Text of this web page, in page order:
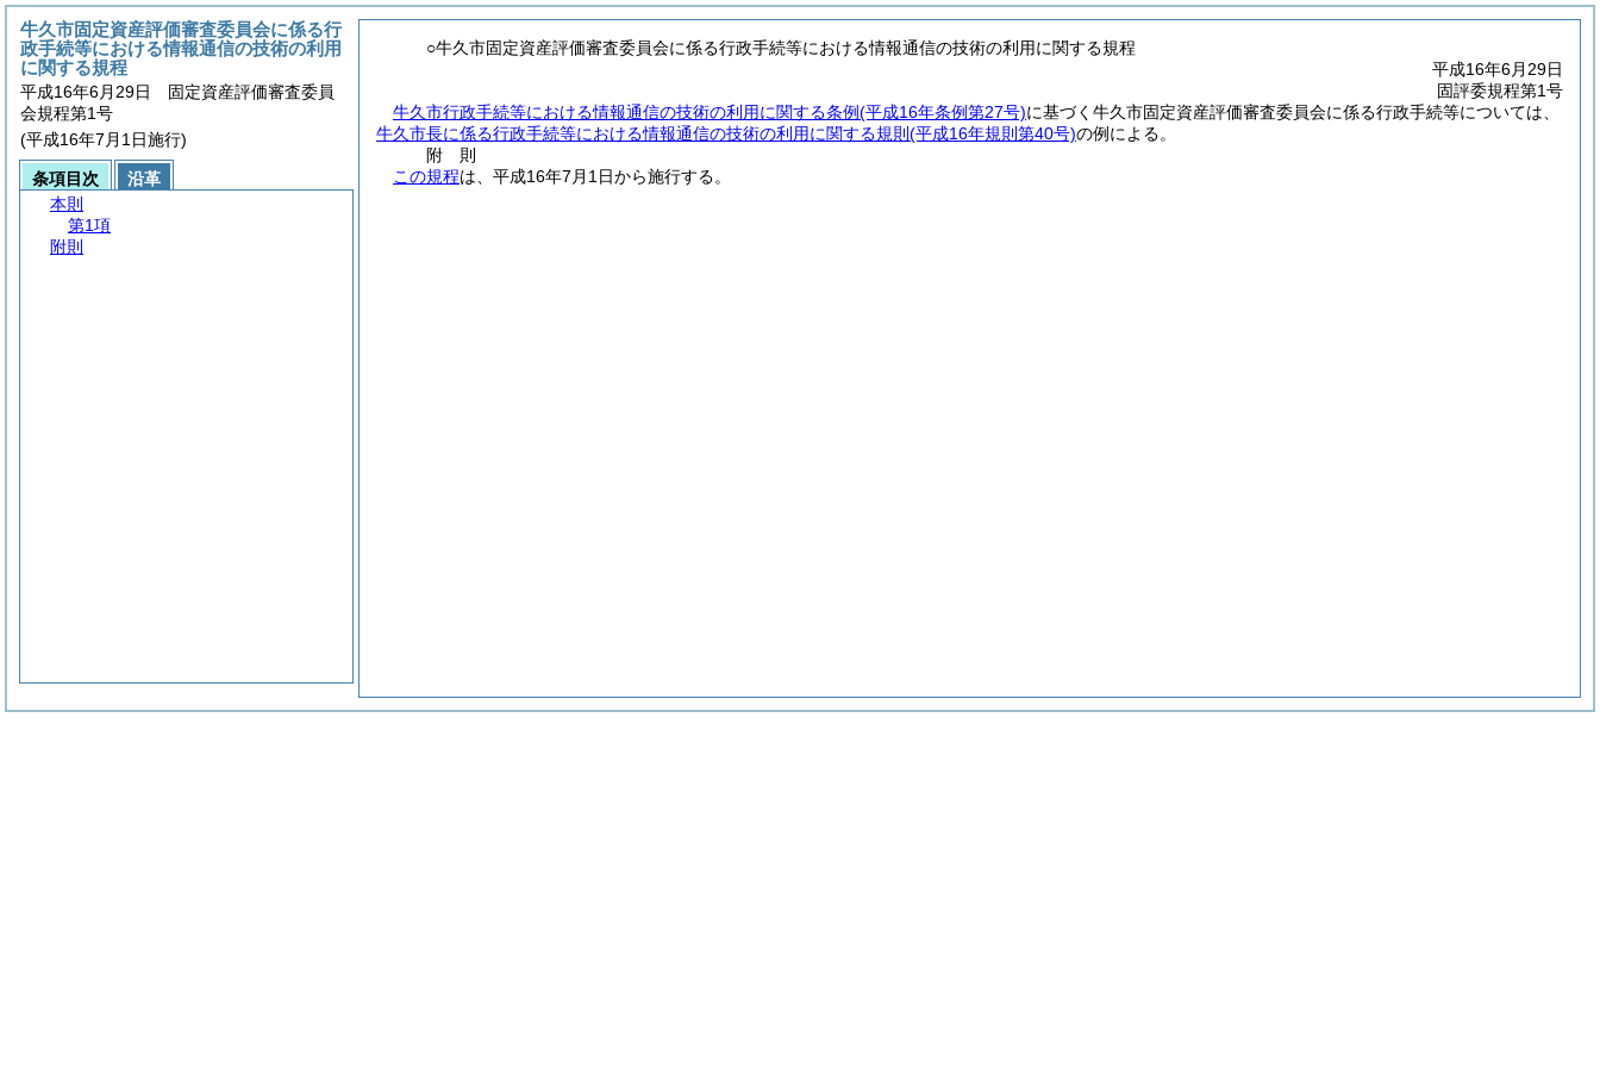
○牛久市固定資産評価審査委員会に係る行政手続等における情報通信の技術の利用に関する規程
平成16年6月29日
固評委規程第1号
牛久市行政手続等における情報通信の技術の利用に関する条例(平成16年条例第27号)に基づく牛久市固定資産評価審査委員会に係る行政手続等については、
牛久市長に係る行政手続等における情報通信の技術の利用に関する規則 (平成16年規則第40号)の例による。
附 則
この規程は、平成16年7月1日から施行する。
牛久市固定資産評価審査委員会に係る行
政手続等における情報通信の技術の利用
に関する規程
平成16年6月29日 固定資産評価審査委員
会規程第1号
(平成16年7月1日施行)
条項目次
沿革
本則
第1項
附則